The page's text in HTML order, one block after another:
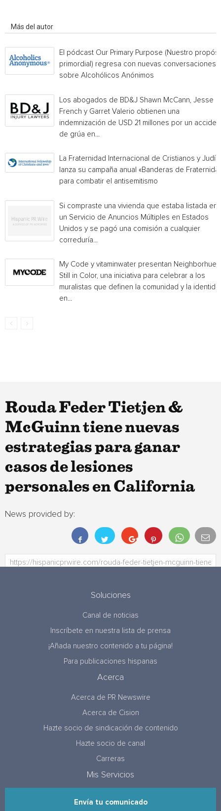
Más del autor
El pódcast Our Primary Purpose (Nuestro
primordial) regresa con nuevas conversaciones
sobre Alcohólicos Anónimos
Los abogados de BD&J Shawn McCann, Jesse
French y Garret Valerio obtienen una
indemnización de USD 21 millones por un
de grúa en...
La Fraternidad Internacional de Cristianos y
lanza su campaña anual «Banderas de
para combatir el antisemitismo
Si compraste una vivienda que estaba listada en
un Servicio de Anuncios Múltiples en Estados
Unidos y se pagó una comisión a cualquier
correduría...
My Code y vitaminwater presentan Neighborhue:
Still in Color, una iniciativa para celebrar a los
muralistas que definen la comunidad y la
en...
Rouda Feder Tietjen &
McGuinn tiene nuevas
estrategias para ganar
casos de lesiones
personales en California
News provided by:
Soluciones
Canal de noticias
Inscríbete en nuestra lista de prensa
¡Añada nuestro contenido a tu página!
Para publicaciones hispanas
Acerca
Acerca de PR Newswire
Acerca de Cision
Hazte socio de sindicación de contenido
Hazte socio de canal
Carreras
Mis Servicios
Envía tu comunicado